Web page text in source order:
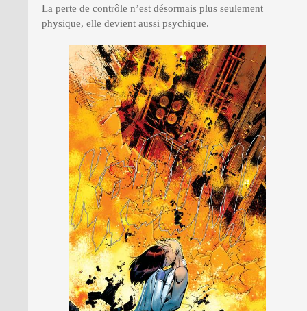
La perte de contrôle n’est désormais plus seulement
physique, elle devient aussi psychique.